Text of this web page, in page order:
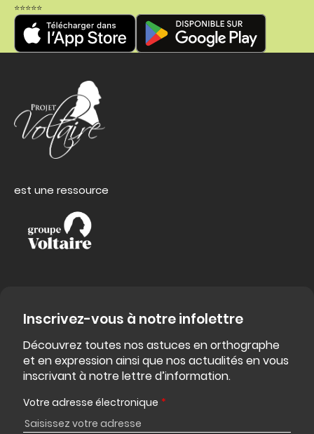
⭐⭐⭐⭐⭐
est une ressource
Inscrivez-vous à notre infolettre
Découvrez toutes nos astuces en orthographe
et en expression ainsi que nos actualités en vous
inscrivant à notre lettre d’information.
Votre adresse électronique *